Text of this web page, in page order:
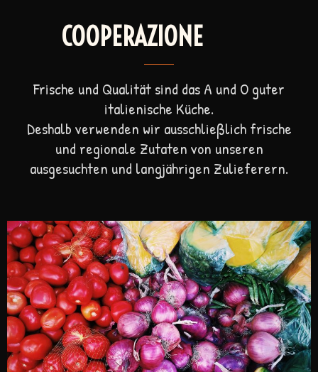
COOPERAZIONE
Frische und Qualität sind das A und O guter
italienische Küche.
Deshalb verwenden wir ausschließlich frische
und regionale Zutaten von unseren
ausgesuchten und langjährigen Zulieferern.